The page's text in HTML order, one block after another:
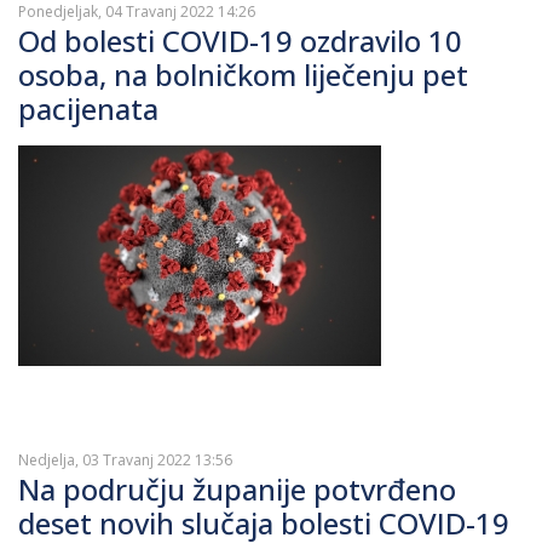
Ponedjeljak, 04 Travanj 2022 14:26
Od bolesti COVID-19 ozdravilo 10
osoba, na bolničkom liječenju pet
pacijenata
Nedjelja, 03 Travanj 2022 13:56
Na području županije potvrđeno
deset novih slučaja bolesti COVID-19